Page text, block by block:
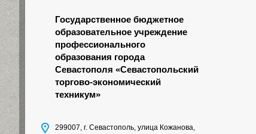
Государственное бюджетное
образовательное учреждение
профессионального
образования города
Севастополя «Севастопольский
торгово-экономический
техникум»
299007, г. Севастополь, улица Кожанова,